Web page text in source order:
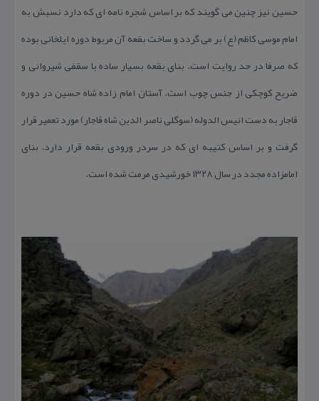
حسین نیز چنین می گویند كه بر اساس شجره نامه ای كه دارد نسبش به
امام موسی كاظم (ع) بر می گردد و ساخت بقعه آن مربوط دوره ایلخانی بوده
كه صرفا در حد روایت است. بنای بقعه بسیار ساده با سقفی شیروانی و
ضریح كوچكی از جنس چوب است. آستان امام زاده شاه حسین در دوره
قاجار به دست انیس الدوله (سوگلی ناصر الدین شاه قاجار) مورد تعمیر قرار
گرفت و بر اساس كتیبه ای كه در سردر ورودی بقعه قرار دارد، بنای
امامزاده مجدد در سال ۱۳۲۸ خورشیدی مرمت شده است.